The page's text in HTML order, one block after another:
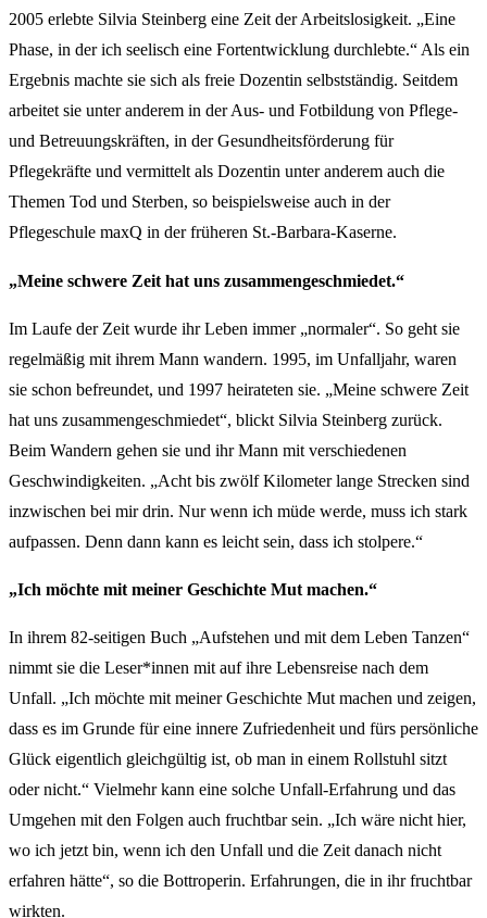
2005 erlebte Silvia Steinberg eine Zeit der Arbeitslosigkeit. „Eine
Phase, in der ich seelisch eine Fortentwicklung durchlebte.“ Als ein
Ergebnis machte sie sich als freie Dozentin selbstständig. Seitdem
arbeitet sie unter anderem in der Aus- und Fotbildung von Pflege-
und Betreuungskräften, in der Gesundheitsförderung für
Pflegekräfte und vermittelt als Dozentin unter anderem auch die
Themen Tod und Sterben, so beispielsweise auch in der
Pflegeschule maxQ in der früheren St.-Barbara-Kaserne.
„Meine schwere Zeit hat uns zusammengeschmiedet.“
Im Laufe der Zeit wurde ihr Leben immer „normaler“. So geht sie
regelmäßig mit ihrem Mann wandern. 1995, im Unfalljahr, waren
sie schon befreundet, und 1997 heirateten sie. „Meine schwere Zeit
hat uns zusammengeschmiedet“, blickt Silvia Steinberg zurück.
Beim Wandern gehen sie und ihr Mann mit verschiedenen
Geschwindigkeiten. „Acht bis zwölf Kilometer lange Strecken sind
inzwischen bei mir drin. Nur wenn ich müde werde, muss ich stark
aufpassen. Denn dann kann es leicht sein, dass ich stolpere.“
„Ich möchte mit meiner Geschichte Mut machen.“
In ihrem 82-seitigen Buch „Aufstehen und mit dem Leben Tanzen“
nimmt sie die Leser*innen mit auf ihre Lebensreise nach dem
Unfall. „Ich möchte mit meiner Geschichte Mut machen und zeigen,
dass es im Grunde für eine innere Zufriedenheit und fürs persönliche
Glück eigentlich gleichgültig ist, ob man in einem Rollstuhl sitzt
oder nicht.“ Vielmehr kann eine solche Unfall-Erfahrung und das
Umgehen mit den Folgen auch fruchtbar sein. „Ich wäre nicht hier,
wo ich jetzt bin, wenn ich den Unfall und die Zeit danach nicht
erfahren hätte“, so die Bottroperin. Erfahrungen, die in ihr fruchtbar
wirkten.